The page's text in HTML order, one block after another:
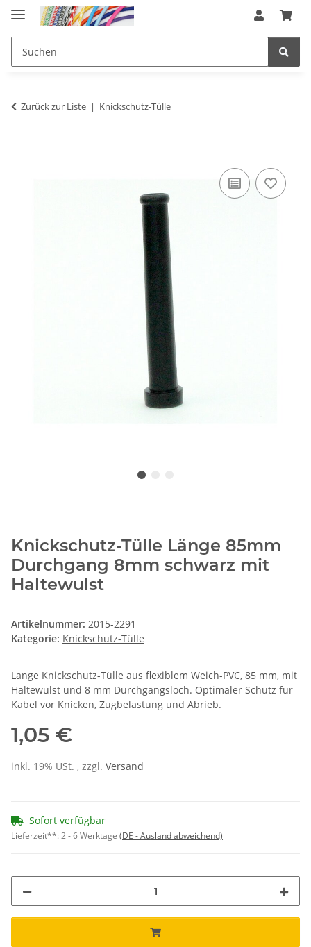
Zurück zur Liste Knickschutz-Tülle
Knickschutz-Tülle Länge 85mm
Durchgang 8mm schwarz mit
Haltewulst
Artikelnummer: 2015-2291
Kategorie: Knickschutz-Tülle
Lange Knickschutz-Tülle aus flexiblem Weich-PVC, 85 mm, mit
Haltewulst und 8 mm Durchgangsloch. Optimaler Schutz für
Kabel vor Knicken, Zugbelastung und Abrieb.
1,05 €
inkl. 19% USt. , zzgl. Versand
Sofort verfügbar
Lieferzeit**:2 - 6 Werktage (DE - Ausland abweichend)